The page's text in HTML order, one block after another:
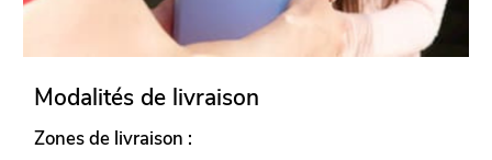
Modalités de livraison
Zones de livraison :